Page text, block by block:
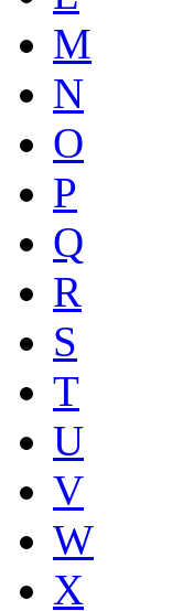
M
N
O
P
Q
R
S
T
U
V
W
X